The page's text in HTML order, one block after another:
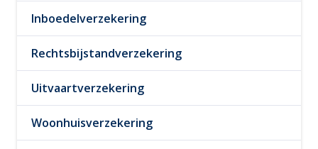
Inboedelverzekering
Rechtsbijstandverzekering
Uitvaartverzekering
Woonhuisverzekering